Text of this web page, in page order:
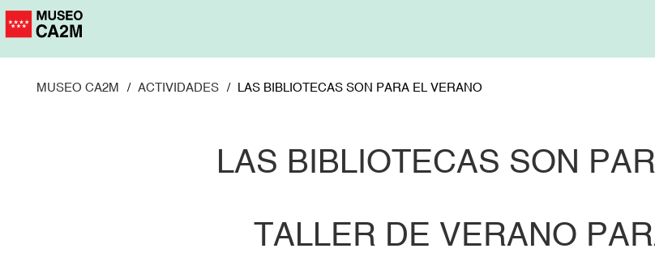
Pasar
MUSEO CA2M ACTIVIDADES LAS BIBLIOTECAS SON PARA EL VERANO
LAS BIBLIOTECAS SON
TALLER DE VERANO